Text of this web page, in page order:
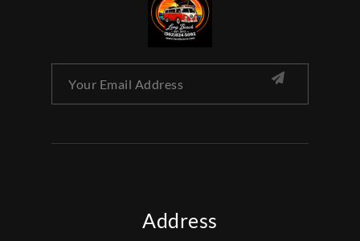
Address